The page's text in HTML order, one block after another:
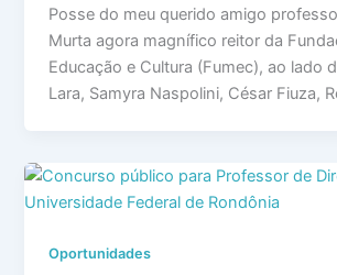
Posse do meu querido amigo
Murta agora magnífico reitor da
Educação e Cultura (Fumec), ao lado
Lara, Samyra Naspolini, César Fiuza,
Oportunidades